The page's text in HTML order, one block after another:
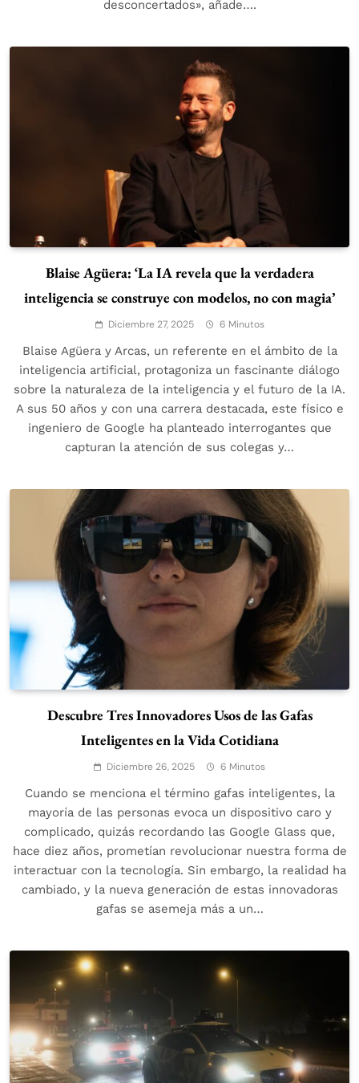
desconcertados», añade….
Blaise Agüera: ‘La IA revela que la verdadera
inteligencia se construye con modelos, no con magia’
Diciembre 27, 2025 6 Minutos
Blaise Agüera y Arcas, un referente en el ámbito de la
inteligencia artificial, protagoniza un fascinante diálogo
sobre la naturaleza de la inteligencia y el futuro de la IA.
A sus 50 años y con una carrera destacada, este físico e
ingeniero de Google ha planteado interrogantes que
capturan la atención de sus colegas y…
Descubre Tres Innovadores Usos de las Gafas
Inteligentes en la Vida Cotidiana
Diciembre 26, 2025 6 Minutos
Cuando se menciona el término gafas inteligentes, la
mayoría de las personas evoca un dispositivo caro y
complicado, quizás recordando las Google Glass que,
hace diez años, prometían revolucionar nuestra forma de
interactuar con la tecnología. Sin embargo, la realidad ha
cambiado, y la nueva generación de estas innovadoras
gafas se asemeja más a un…